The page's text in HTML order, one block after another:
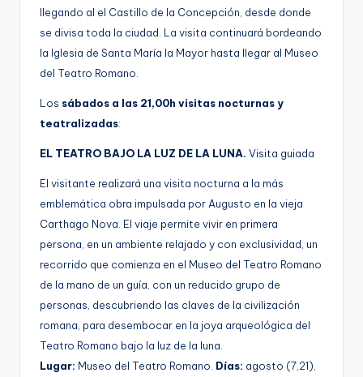
llegando al el Castillo de la Concepción, desde donde
se divisa toda la ciudad. La visita continuará bordeando
la Iglesia de Santa María la Mayor hasta llegar al Museo
del Teatro Romano.
Los sábados a las 21,00h visitas nocturnas y
teatralizadas:
EL TEATRO BAJO LA LUZ DE LA LUNA. Visita guiada
El visitante realizará una visita nocturna a la más
emblemática obra impulsada por Augusto en la vieja
Carthago Nova. El viaje permite vivir en primera
persona, en un ambiente relajado y con exclusividad, un
recorrido que comienza en el Museo del Teatro Romano
de la mano de un guía, con un reducido grupo de
personas, descubriendo las claves de la civilización
romana, para desembocar en la joya arqueológica del
Teatro Romano bajo la luz de la luna.
Lugar: Museo del Teatro Romano. Días: agosto (7,21),